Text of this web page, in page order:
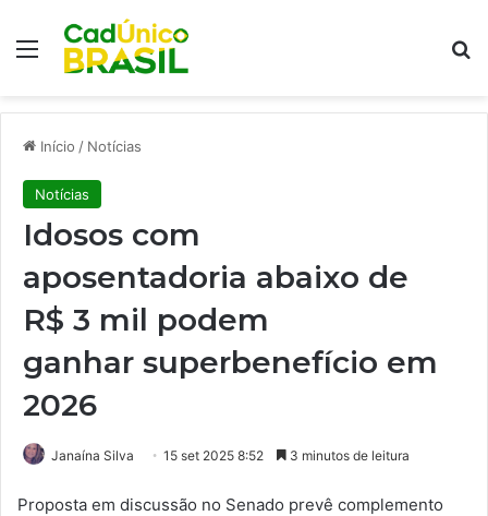
Menu
Início / Notícias
Notícias
Idosos com
aposentadoria abaixo de
R$ 3 mil podem
ganhar superbenefício em
2026
Janaína Silva 15 set 2025 8:52 3 minutos de leitura
Proposta em discussão no Senado prevê complemento